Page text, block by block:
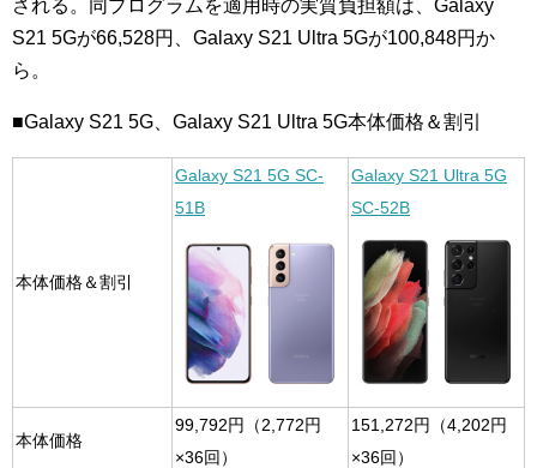
される。同プログラムを適用時の実質負担額は、Galaxy
S21 5Gが66,528円、Galaxy S21 Ultra 5Gが100,848円か
ら。
■Galaxy S21 5G、Galaxy S21 Ultra 5G本体価格＆割引
本体価格＆割引
Galaxy S21 5G SC-
51B
Galaxy S21 Ultra 5G
SC-52B
本体価格
99,792円（2,772円
×36回）
151,272円（4,202円
×36回）